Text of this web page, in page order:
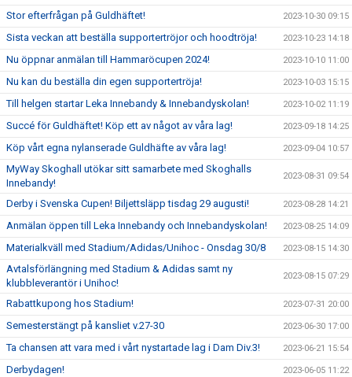
Stor efterfrågan på Guldhäftet! 2023-10-30 09:15
Sista veckan att beställa supportertröjor och hoodtröja! 2023-10-23 14:18
Nu öppnar anmälan till Hammaröcupen 2024! 2023-10-10 11:00
Nu kan du beställa din egen supportertröja! 2023-10-03 15:15
Till helgen startar Leka Innebandy & Innebandyskolan! 2023-10-02 11:19
Succé för Guldhäftet! Köp ett av något av våra lag! 2023-09-18 14:25
Köp vårt egna nylanserade Guldhäfte av våra lag! 2023-09-04 10:57
MyWay Skoghall utökar sitt samarbete med Skoghalls
Innebandy!
2023-08-31 09:54
Derby i Svenska Cupen! Biljettsläpp tisdag 29 augusti! 2023-08-28 14:21
Anmälan öppen till Leka Innebandy och Innebandyskolan! 2023-08-25 14:09
Materialkväll med Stadium/Adidas/Unihoc - Onsdag 30/8 2023-08-15 14:30
Avtalsförlängning med Stadium & Adidas samt ny
klubbleverantör i Unihoc!
2023-08-15 07:29
Rabattkupong hos Stadium! 2023-07-31 20:00
Semesterstängt på kansliet v.27-30 2023-06-30 17:00
Ta chansen att vara med i vårt nystartade lag i Dam Div.3! 2023-06-21 15:54
Derbydagen! 2023-06-05 11:22